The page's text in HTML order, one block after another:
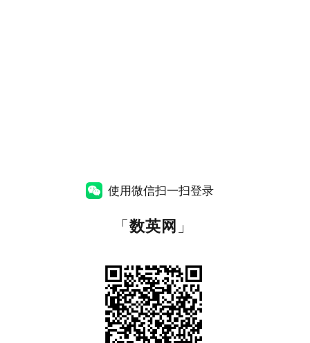
使用微信扫一扫登录
「数英网 」